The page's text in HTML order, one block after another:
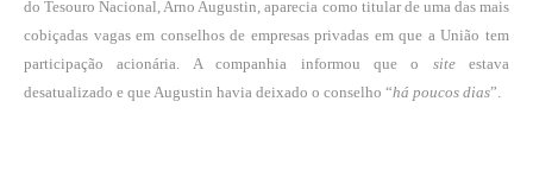
do Tesouro Nacional, Arno Augustin, aparecia como titular de uma das mais
cobiçadas vagas em conselhos de empresas privadas em que a União tem
participação acionária. A companhia informou que o siteestava
desatualizado e que Augustin havia deixado o conselho “há poucos dias”.